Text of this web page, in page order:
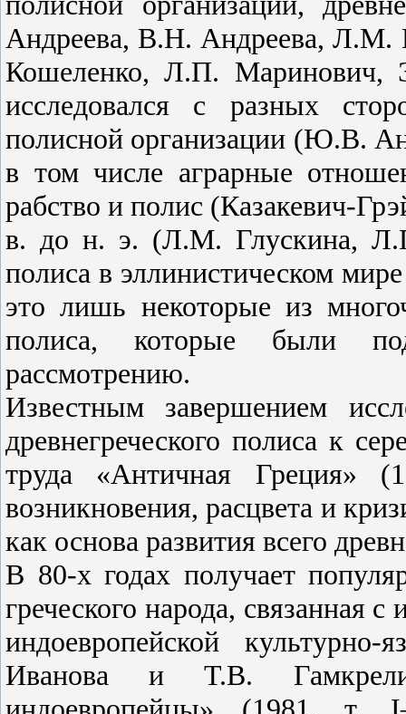
Андреева, В.Н. Андреева, Л.М.
Кошеленко, Л.П. Маринович,
исследовался с разных
полисной организации (Ю.В.
в том числе аграрные
рабство и полис (Казакевич-
в. до н. э. (Л.М. Глускина,
полиса в эллинистическом
это лишь некоторые из
полиса, которые были
рассмотрению.
Известным завершением
древнегреческого полиса к
труда «Античная Греция»
возникновения, расцвета и
как основа развития всего
В 80-х годах получает
греческого народа, связанная
индоевропейской
Иванова и Т.В.